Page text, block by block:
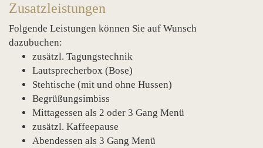
Zusatzleistungen
Folgende Leistungen können Sie auf Wunsch
dazubuchen:
zusätzl. Tagungstechnik
Lautsprecherbox (Bose)
Stehtische (mit und ohne Hussen)
Begrüßungsimbiss
Mittagessen als 2 oder 3 Gang Menü
zusätzl. Kaffeepause
Abendessen als 3 Gang Menü